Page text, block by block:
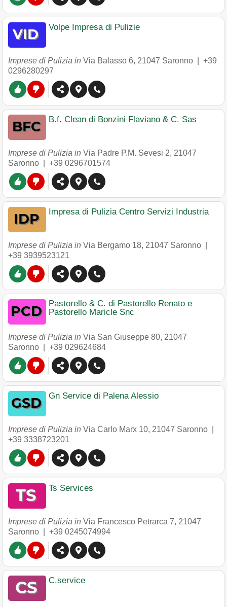
Volpe Impresa di Pulizie
Imprese di Pulizia in Via Balasso 6, 21047 Saronno
+39
0296280297
B.f. Clean di Bonzini Flaviano & C. Sas
Imprese di Pulizia in Via Padre P.M. Sevesi 2, 21047
Saronno
+39 0296701574
Impresa di Pulizia Centro Servizi Industria
Imprese di Pulizia in Via Bergamo 18, 21047 Saronno
+39 3939523121
Pastorello & C. di Pastorello Renato e
Pastorello Maricle Snc
Imprese di Pulizia in Via San Giuseppe 80, 21047
Saronno
+39 029624684
Gn Service di Palena Alessio
Imprese di Pulizia in Via Carlo Marx 10, 21047 Saronno
+39 3338723201
Ts Services
Imprese di Pulizia in Via Francesco Petrarca 7, 21047
Saronno
+39 0245074994
C.service